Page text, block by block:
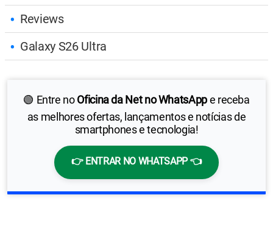
Reviews
Galaxy S26 Ultra
🟢 Entre noOficina da Net no WhatsAppe receba
as melhores ofertas, lançamentos e notícias de
smartphones e tecnologia!
👉 ENTRAR NO WHATSAPP 👈